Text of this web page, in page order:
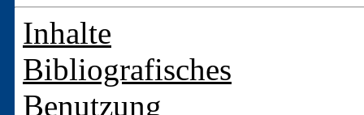
Inhalte
Bibliografisches
Benutzung